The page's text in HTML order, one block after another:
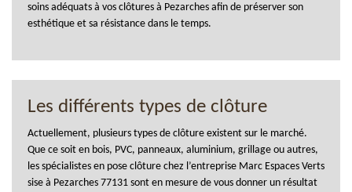
soins adéquats à vos clôtures à Pezarches afin de préserver son
esthétique et sa résistance dans le temps.
Les différents types de clôture
Actuellement, plusieurs types de clôture existent sur le marché.
Que ce soit en bois, PVC, panneaux, aluminium, grillage ou autres,
les spécialistes en pose clôture chez l’entreprise Marc Espaces Verts
sise à Pezarches 77131 sont en mesure de vous donner un résultat